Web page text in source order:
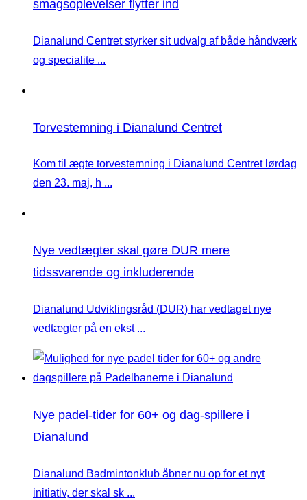
smagsoplevelser flytter ind
Dianalund Centret styrker sit udvalg af både håndværk
og specialite ...
Torvestemning i Dianalund Centret
Kom til ægte torvestemning i Dianalund Centret lørdag
den 23. maj, h ...
Nye vedtægter skal gøre DUR mere
tidssvarende og inkluderende
Dianalund Udviklingsråd (DUR) har vedtaget nye
vedtægter på en ekst ...
Nye padel-tider for 60+ og dag-spillere i
Dianalund
Dianalund Badmintonklub åbner nu op for et nyt
initiativ, der skal sk ...